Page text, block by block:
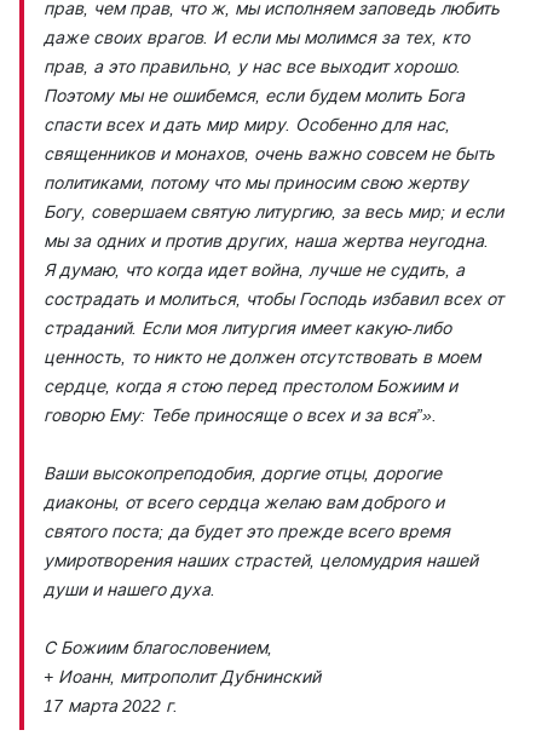
прав, чем прав, что ж, мы исполняем заповедь любить
даже своих врагов. И если мы молимся за тех, кто
прав, а это правильно, у нас все выходит хорошо.
Поэтому мы не ошибемся, если будем молить Бога
спасти всех и дать мир миру. Особенно для нас,
священников и монахов, очень важно совсем не быть
политиками, потому что мы приносим свою жертву
Богу, совершаем святую литургию, за весь мир; и если
мы за одних и против других, наша жертва неугодна.
Я думаю, что когда идет война, лучше не судить, а
сострадать и молиться, чтобы Господь избавил всех от
страданий. Если моя литургия имеет какую-либо
ценность, то никто не должен отсутствовать в моем
сердце, когда я стою перед престолом Божиим и
говорю Ему: Тебе приносяще о всех и за вся”».
Ваши высокопреподобия, доргие отцы, дорогие
диаконы, от всего сердца желаю вам доброго и
святого поста; да будет это прежде всего время
умиротворения наших страстей, целомудрия нашей
души и нашего духа.
С Божиим благословением,
+ Иоанн, митрополит Дубнинский
17 марта 2022 г.